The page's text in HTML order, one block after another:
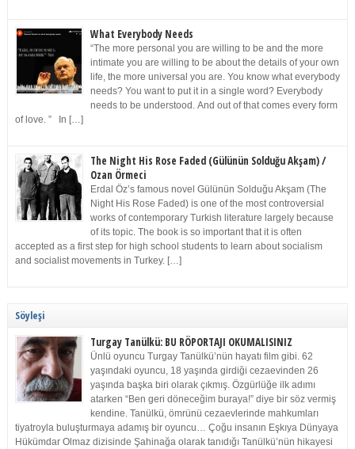
What Everybody Needs
“The more personal you are willing to be and the more
intimate you are willing to be about the details of your own
life, the more universal you are. You know what everybody
needs? You want to put it in a single word? Everybody
needs to be understood. And out of that comes every form
of love. ” In […]
The Night His Rose Faded (Gülünün Solduğu Akşam) /
Ozan Örmeci
Erdal Öz’s famous novel Gülünün Solduğu Akşam (The
Night His Rose Faded) is one of the most controversial
works of contemporary Turkish literature largely because
of its topic. The book is so important that it is often
accepted as a first step for high school students to learn about socialism
and socialist movements in Turkey. […]
Söyleşi
Turgay Tanülkü: BU RÖPORTAJI OKUMALISINIZ
Ünlü oyuncu Turgay Tanülkü’nün hayatı film gibi. 62
yaşındaki oyuncu, 18 yaşında girdiği cezaevinden 26
yaşında başka biri olarak çıkmış. Özgürlüğe ilk adımı
atarken “Ben geri döneceğim buraya!” diye bir söz vermiş
kendine. Tanülkü, ömrünü cezaevlerinde mahkumları
tiyatroyla buluşturmaya adamış bir oyuncu… Çoğu insanın Eşkıya Dünyaya
Hükümdar Olmaz dizisinde Şahinağa olarak tanıdığı Tanülkü’nün hikayesi